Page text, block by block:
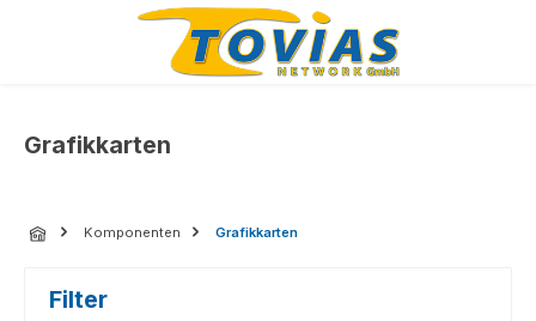
Zum Hauptinhalt springen
Grafikkarten
Komponenten Grafikkarten
Filter